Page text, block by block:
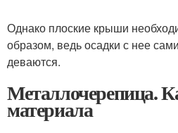
Однако плоские крыши
образом, ведь осадки с нее
деваются.
Металлочерепица.
материала